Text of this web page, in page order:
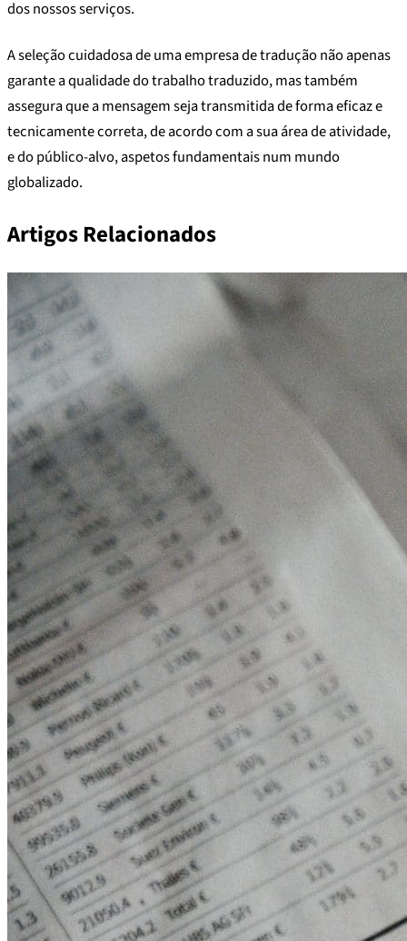
dos nossos serviços.
A seleção cuidadosa de uma empresa de tradução não apenas
garante a qualidade do trabalho traduzido, mas também
assegura que a mensagem seja transmitida de forma eficaz e
tecnicamente correta, de acordo com a sua área de atividade,
e do público-alvo, aspetos fundamentais num mundo
globalizado.
Artigos Relacionados